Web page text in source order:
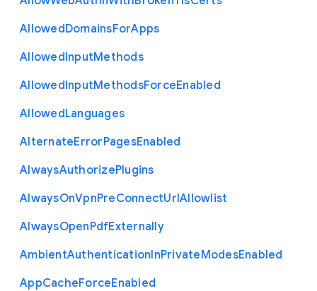
AllowedDomainsForApps
AllowedInputMethods
AllowedInputMethodsForceEnabled
AllowedLanguages
AlternateErrorPagesEnabled
AlwaysAuthorizePlugins
AlwaysOnVpnPreConnectUrlAllowlist
AlwaysOpenPdfExternally
AmbientAuthenticationInPrivateModesEnabled
AppCacheForceEnabled